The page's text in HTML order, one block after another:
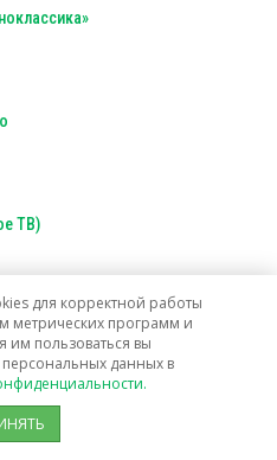
ТВ)
вещания
для корректной работы
метрических программ и
им пользоваться вы
данных в